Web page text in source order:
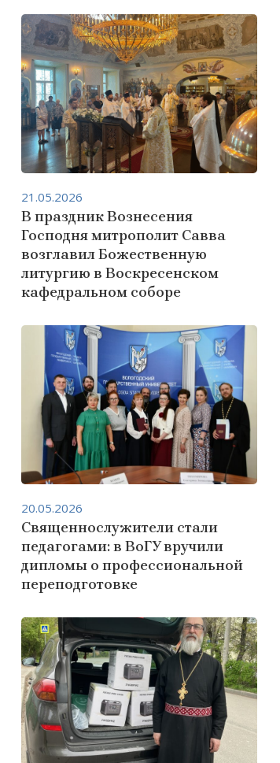
В праздник Вознесения
Господня митрополит Савва
возглавил Божественную
литургию в Воскресенском
кафедральном соборе
21.05.2026
Священнослужители стали
педагогами: в ВоГУ вручили
дипломы о профессиональной
переподготовке
20.05.2026